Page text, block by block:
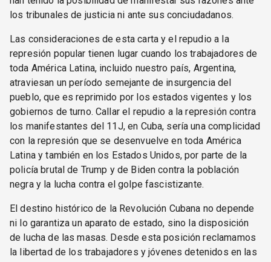
los tribunales de justicia ni ante sus conciudadanos.
Las consideraciones de esta carta y el repudio a la
represión popular tienen lugar cuando los trabajadores de
toda América Latina, incluido nuestro país, Argentina,
atraviesan un período semejante de insurgencia del
pueblo, que es reprimido por los estados vigentes y los
gobiernos de turno. Callar el repudio a la represión contra
los manifestantes del 11J, en Cuba, sería una complicidad
con la represión que se desenvuelve en toda América
Latina y también en los Estados Unidos, por parte de la
policía brutal de Trump y de Biden contra la población
negra y la lucha contra el golpe fascistizante.
El destino histórico de la Revolución Cubana no depende
ni lo garantiza un aparato de estado, sino la disposición
de lucha de las masas. Desde esta posición reclamamos
la libertad de los trabajadores y jóvenes detenidos en las